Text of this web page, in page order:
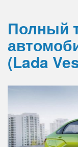
Полный
(Lada